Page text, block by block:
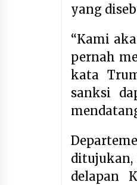
yang
“Kami
pernah
kata
sanksi
ditujukan,
delapan